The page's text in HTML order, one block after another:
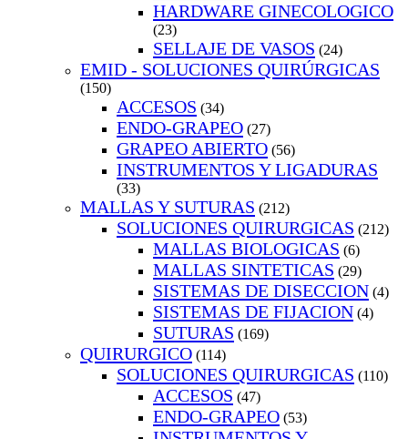
HARDWARE GINECOLOGICO
(23)
SELLAJE DE VASOS (24)
EMID - SOLUCIONES QUIRÚRGICAS
(150)
ACCESOS (34)
ENDO-GRAPEO (27)
GRAPEO ABIERTO (56)
INSTRUMENTOS Y LIGADURAS
(33)
MALLAS Y SUTURAS (212)
SOLUCIONES QUIRURGICAS (212)
MALLAS BIOLOGICAS (6)
MALLAS SINTETICAS (29)
SISTEMAS DE DISECCION (4)
SISTEMAS DE FIJACION (4)
SUTURAS (169)
QUIRURGICO (114)
SOLUCIONES QUIRURGICAS (110)
ACCESOS (47)
ENDO-GRAPEO (53)